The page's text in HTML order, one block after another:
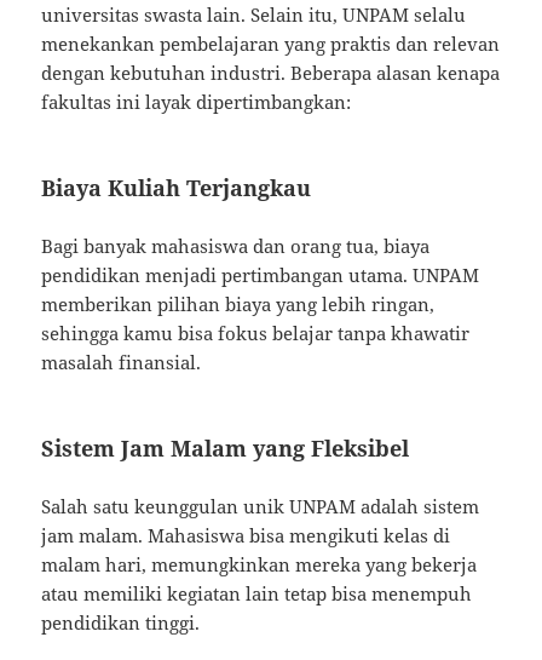
universitas swasta lain. Selain itu, UNPAM selalu
menekankan pembelajaran yang praktis dan relevan
dengan kebutuhan industri. Beberapa alasan kenapa
fakultas ini layak dipertimbangkan:
Biaya Kuliah Terjangkau
Bagi banyak mahasiswa dan orang tua, biaya
pendidikan menjadi pertimbangan utama. UNPAM
memberikan pilihan biaya yang lebih ringan,
sehingga kamu bisa fokus belajar tanpa khawatir
masalah finansial.
Sistem Jam Malam yang Fleksibel
Salah satu keunggulan unik UNPAM adalah sistem
jam malam. Mahasiswa bisa mengikuti kelas di
malam hari, memungkinkan mereka yang bekerja
atau memiliki kegiatan lain tetap bisa menempuh
pendidikan tinggi.